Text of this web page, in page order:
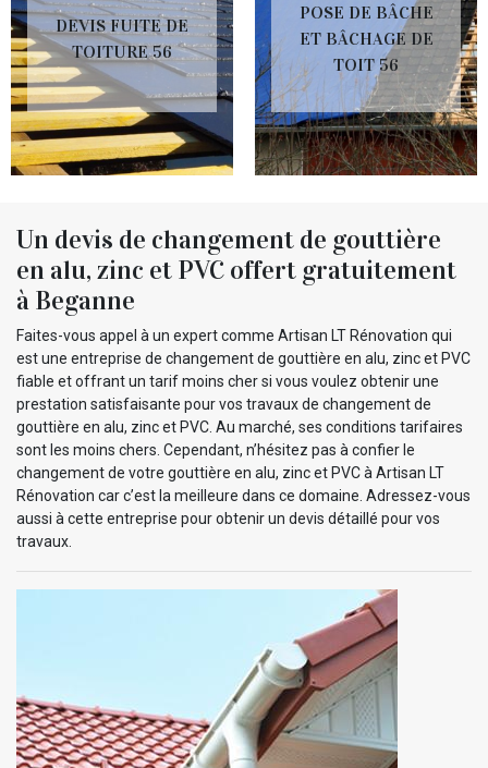
DEVIS FUITE DE
TOITURE 56
POSE DE BÂCHE
ET BÂCHAGE DE
TOIT 56
Un devis de changement de gouttière
en alu, zinc et PVC offert gratuitement
à Beganne
Faites-vous appel à un expert comme Artisan LT Rénovation qui
est une entreprise de changement de gouttière en alu, zinc et PVC
fiable et offrant un tarif moins cher si vous voulez obtenir une
prestation satisfaisante pour vos travaux de changement de
gouttière en alu, zinc et PVC. Au marché, ses conditions tarifaires
sont les moins chers. Cependant, n’hésitez pas à confier le
changement de votre gouttière en alu, zinc et PVC à Artisan LT
Rénovation car c’est la meilleure dans ce domaine. Adressez-vous
aussi à cette entreprise pour obtenir un devis détaillé pour vos
travaux.